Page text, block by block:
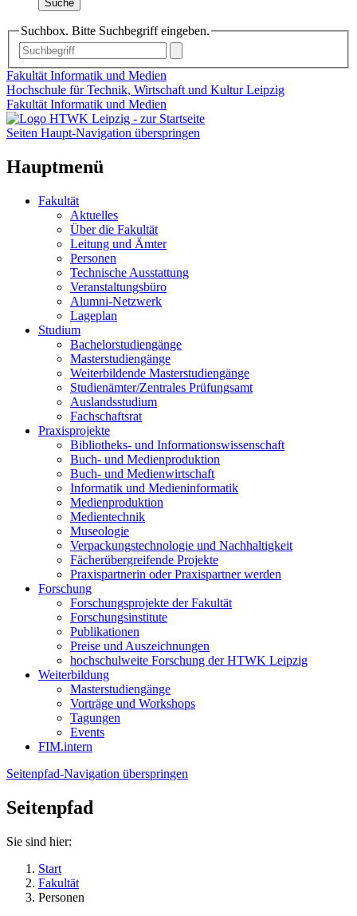
Suche
Suchbox. Bitte Suchbegriff eingeben.
Fakultät Informatik und Medien
Hochschule für Technik, Wirtschaft und Kultur Leipzig
Fakultät Informatik und Medien
Seiten Haupt-Navigation überspringen
Hauptmenü
Fakultät
Aktuelles
Über die Fakultät
Leitung und Ämter
Personen
Technische Ausstattung
Veranstaltungsbüro
Alumni-Netzwerk
Lageplan
Studium
Bachelorstudiengänge
Masterstudiengänge
Weiterbildende Masterstudiengänge
Studienämter/Zentrales Prüfungsamt
Auslandsstudium
Fachschaftsrat
Praxisprojekte
Bibliotheks- und Informationswissenschaft
Buch- und Medienproduktion
Buch- und Medienwirtschaft
Informatik und Medieninformatik
Medienproduktion
Medientechnik
Museologie
Verpackungstechnologie und Nachhaltigkeit
Fächerübergreifende Projekte
Praxispartnerin oder Praxispartner werden
Forschung
Forschungsprojekte der Fakultät
Forschungsinstitute
Publikationen
Preise und Auszeichnungen
hochschulweite Forschung der HTWK Leipzig
Weiterbildung
Masterstudiengänge
Vorträge und Workshops
Tagungen
Events
FIM.intern
Seitenpfad-Navigation überspringen
Seitenpfad
Sie sind hier:
Start
Fakultät
Personen